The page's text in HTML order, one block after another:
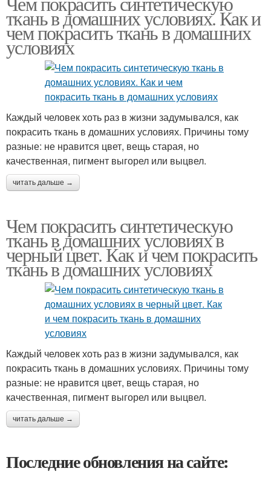
ткань в домашних условиях. Как и
чем покрасить ткань в домашних
условиях
Каждый человек хоть раз в жизни задумывался, как
покрасить ткань в домашних условиях. Причины тому
разные: не нравится цвет, вещь старая, но
качественная, пигмент выгорел или выцвел.
читать дальше →
Чем покрасить синтетическую
ткань в домашних условиях в
черный цвет. Как и чем покрасить
ткань в домашних условиях
Каждый человек хоть раз в жизни задумывался, как
покрасить ткань в домашних условиях. Причины тому
разные: не нравится цвет, вещь старая, но
качественная, пигмент выгорел или выцвел.
читать дальше →
Последние обновления на сайте: